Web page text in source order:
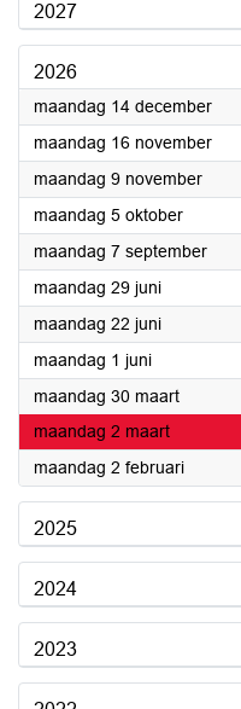
2027
2026
maandag 14 december2026
maandag 16 november2026
maandag 9 november2026
maandag 5 oktober2026
maandag 7 september2026
maandag 29 juni2026
maandag 22 juni2026
maandag 1 juni2026
maandag 30 maart2026
maandag 2 maart2026
maandag 2 februari2026
2025
2024
2023